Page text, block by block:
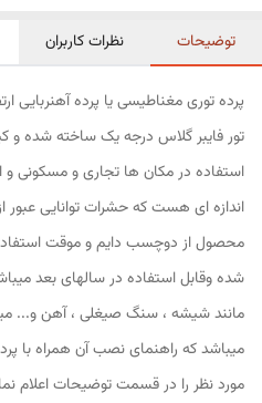
توضیحات نظرات کاربران
تور فایبر گلاس درجه یک ساخته شده و
استفاده در مکان ها تجاری و مسکونی و
اندازه ای هست که حشرات توانایی عبور از
محصول از دوچسب دایم و موقت
شده وقابل استفاده در سالهای بعد
مانند شیشه ، سنگ صیغلی ، آهن و...
میباشد که راهنمای نصب آن همراه با
مورد نظر را در قسمت توضیحات اعلام